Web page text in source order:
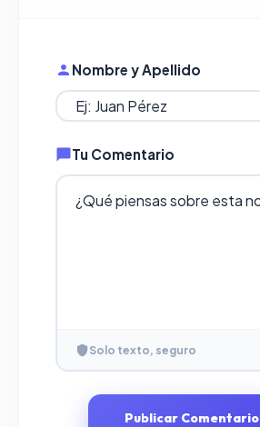
Nombre y Apellido
Tu Comentario
Solo texto, seguro
Publicar Comentario